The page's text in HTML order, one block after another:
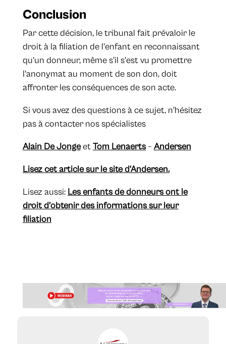
Conclusion
Par cette décision, le tribunal fait prévaloir le
droit à la filiation de l’enfant en reconnaissant
qu’un donneur, même s'il s'est vu promettre
l'anonymat au moment de son don, doit
affronter les conséquences de son acte.
Si vous avez des questions à ce sujet, n'hésitez
pas à contacter nos spécialistes
Alain De JongeetTom Lenaerts–Andersen
Lisez cet article sur le site d’Andersen.
Lisez aussi: Les enfants de donneurs ont le
droit d’obtenir des informations sur leur
filiation